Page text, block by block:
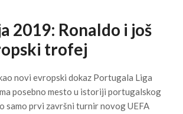
2019: Ronaldo i još
trofej
novi evropski dokaz Portugala Liga
posebno mesto u istoriji portugalskog
samo prvi završni turnir novog UEFA